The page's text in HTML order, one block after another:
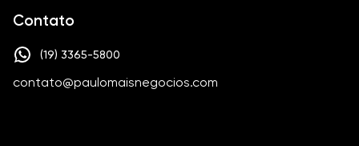
Contato
(19) 3365-5800
contato@paulomaisnegocios.com